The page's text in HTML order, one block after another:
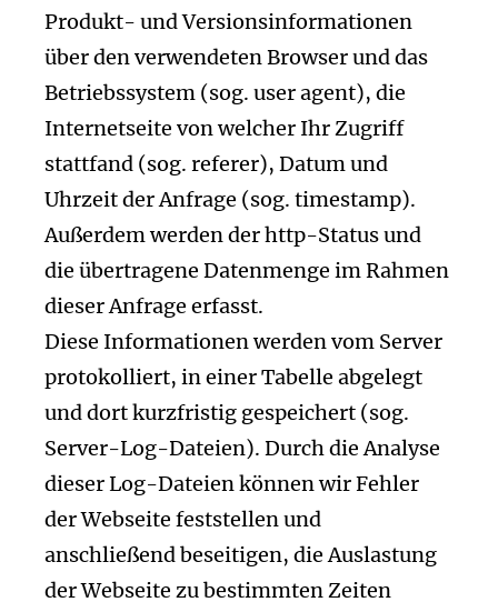
Produkt- und Versionsinformationen
über den verwendeten Browser und das
Betriebssystem (sog. user agent), die
Internetseite von welcher Ihr Zugriff
stattfand (sog. referer), Datum und
Uhrzeit der Anfrage (sog. timestamp).
Außerdem werden der http-Status und
die übertragene Datenmenge im Rahmen
dieser Anfrage erfasst.
Diese Informationen werden vom Server
protokolliert, in einer Tabelle abgelegt
und dort kurzfristig gespeichert (sog.
Server-Log-Dateien). Durch die Analyse
dieser Log-Dateien können wir Fehler
der Webseite feststellen und
anschließend beseitigen, die Auslastung
der Webseite zu bestimmten Zeiten